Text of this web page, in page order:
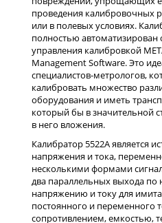
проведения калибровочных
или в полевых условиях.
полностью
управления калибровкой
Management Software. Это
специалистов-метрологов,
калибровать множество
оборудования и иметь
который бы в значительной
в него вложения.
Калибратор 5522A является
напряжения и тока,
несколькими формами
два параллельных выхода
напряжению и току для
постоянного и переменного
сопротивлением, емкостью,